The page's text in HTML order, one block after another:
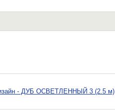
- ДУБ ОСВЕТЛЕННЫЙ 3 (2.5 м)